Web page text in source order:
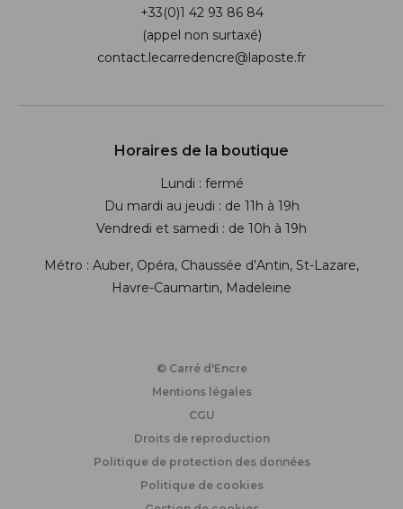
+33(0)1 42 93 86 84
(appel non surtaxé)
contact.lecarredencre@laposte.fr
Horaires de la boutique
Lundi : fermé
Du mardi au jeudi : de 11h à 19h
Vendredi et samedi : de 10h à 19h
Métro : Auber, Opéra, Chaussée d’Antin, St-Lazare,
Havre-Caumartin, Madeleine
© Carré d'Encre
Mentions légales
CGU
Droits de reproduction
Politique de protection des données
Politique de cookies